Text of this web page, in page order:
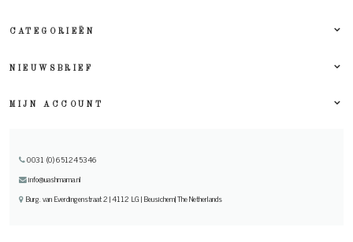
CATEGORIEËN
NIEUWSBRIEF
MIJN ACCOUNT
0031 (0) 651245346
info@uashmama.nl
Burg. van Everdingenstraat 2 | 4112 LG | Beusichem| The Netherlands